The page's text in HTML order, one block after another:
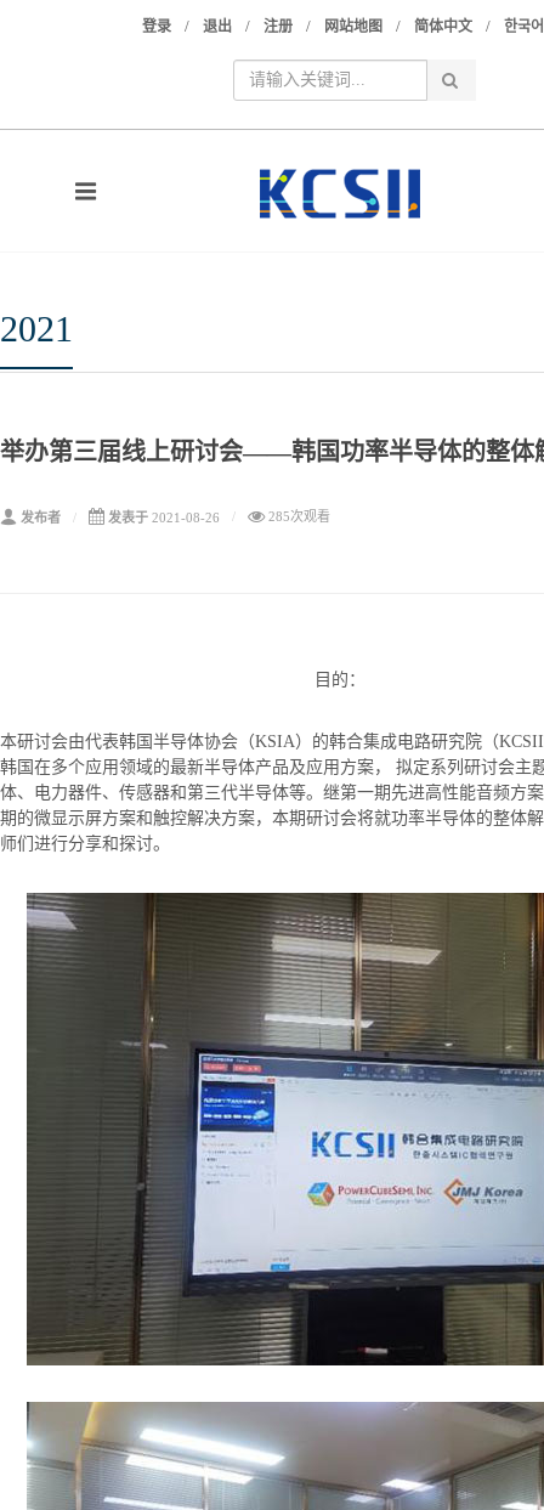
登录 / 退出 / 注册 / 网站地图 / 简体中文 / 한국어
2021
举办第三届线上研讨会——韩国功率半导体的整体
发布者 发表于 2021-08-26 285次观看
目的：
本研讨会由代表韩国半导体协会（KSIA）的韩合集成电路研究院（
韩国在多个应用领域的最新半导体产品及应用方案， 拟定系列研讨会主
体、电力器件、传感器和第三代半导体等。继第一期先进高性能音频方
期的微显示屏方案和触控解决方案，本期研讨会将就功率半导体的整体
师们进行分享和探讨。